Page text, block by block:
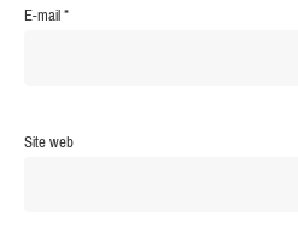
E-mail*
Site web